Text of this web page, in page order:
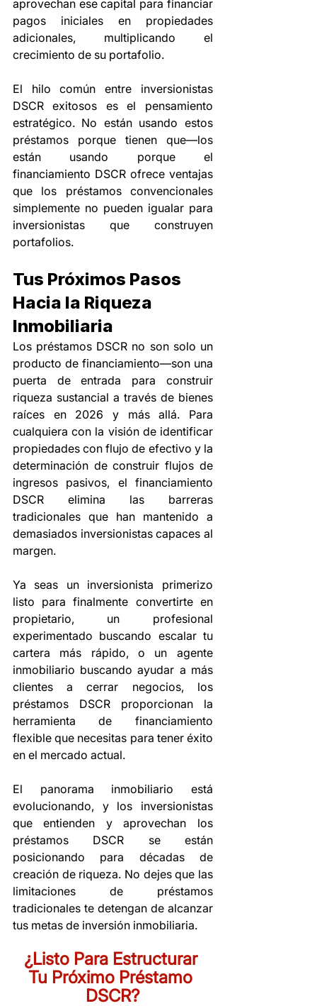
aprovechan ese capital para financiar
pagos iniciales en propiedades
adicionales, multiplicando el
crecimiento de su portafolio.
El hilo común entre inversionistas
DSCR exitosos es el pensamiento
estratégico. No están usando estos
préstamos porque tienen que—los
están usando porque el
financiamiento DSCR ofrece ventajas
que los préstamos convencionales
simplemente no pueden igualar para
inversionistas que construyen
portafolios.
Tus Próximos Pasos
Hacia la Riqueza
Inmobiliaria
Los préstamos DSCR no son solo un
producto de financiamiento—son una
puerta de entrada para construir
riqueza sustancial a través de bienes
raíces en 2026 y más allá. Para
cualquiera con la visión de identificar
propiedades con flujo de efectivo y la
determinación de construir flujos de
ingresos pasivos, el financiamiento
DSCR elimina las barreras
tradicionales que han mantenido a
demasiados inversionistas capaces al
margen.
Ya seas un inversionista primerizo
listo para finalmente convertirte en
propietario, un profesional
experimentado buscando escalar tu
cartera más rápido, o un agente
inmobiliario buscando ayudar a más
clientes a cerrar negocios, los
préstamos DSCR proporcionan la
herramienta de financiamiento
flexible que necesitas para tener éxito
en el mercado actual.
El panorama inmobiliario está
evolucionando, y los inversionistas
que entienden y aprovechan los
préstamos DSCR se están
posicionando para décadas de
creación de riqueza. No dejes que las
limitaciones de préstamos
tradicionales te detengan de alcanzar
tus metas de inversión inmobiliaria.
¿Listo Para Estructurar
Tu Próximo Préstamo
DSCR?